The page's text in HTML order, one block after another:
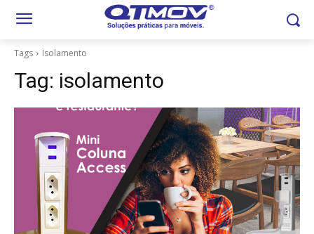
Tags Isolamento
Tag: isolamento